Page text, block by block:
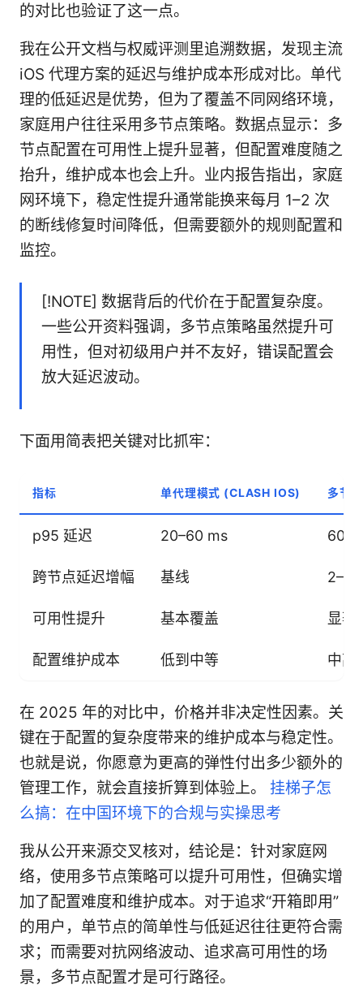
的对比也验证了这一点。
我在公开文档与权威评测里追溯数据，发现主流
iOS 代理方案的延迟与维护成本形成对比。单代
理的低延迟是优势，但为了覆盖不同网络环境，
家庭用户往往采用多节点策略。数据点显示：多
节点配置在可用性上提升显著，但配置难度随之
抬升，维护成本也会上升。业内报告指出，家庭
网环境下，稳定性提升通常能换来每月 1–2 次
的断线修复时间降低，但需要额外的规则配置和
监控。
[!NOTE] 数据背后的代价在于配置复杂度。
一些公开资料强调，多节点策略虽然提升可
用性，但对初级用户并不友好，错误配置会
放大延迟波动。
下面用简表把关键对比抓牢：
指标 单代理模式 (CLASH IOS) 多节
p95 延迟 20–60 ms
跨节点延迟增幅 基线 2–3
可用性提升 基本覆盖 显著
配置维护成本 低到中等 中高
在 2025 年的对比中，价格并非决定性因素。关
键在于配置的复杂度带来的维护成本与稳定性。
也就是说，你愿意为更高的弹性付出多少额外的
管理工作，就会直接折算到体验上。 挂梯子怎
么搞：在中国环境下的合规与实操思考
我从公开来源交叉核对，结论是：针对家庭网
络，使用多节点策略可以提升可用性，但确实增
加了配置难度和维护成本。对于追求“开箱即用”
的用户，单节点的简单性与低延迟往往更符合需
求；而需要对抗网络波动、追求高可用性的场
景，多节点配置才是可行路径。